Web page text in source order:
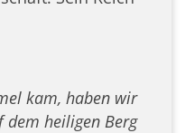
kam, haben wir
heiligen Berg